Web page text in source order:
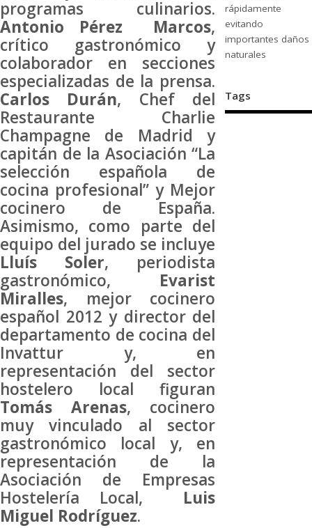
programas culinarios.
Antonio Pérez Marcos,
crítico gastronómico y
colaborador en secciones
especializadas de la prensa.
Carlos Durán, Chef del
Restaurante Charlie
Champagne de Madrid y
capitán de la Asociación “La
selección española de
cocina profesional” y Mejor
cocinero de España.
Asimismo, como parte del
equipo del jurado se incluye
Lluís Soler, periodista
gastronómico, Evarist
Miralles, mejor cocinero
español 2012 y director del
departamento de cocina del
Invattur y, en
representación del sector
hostelero local figuran
Tomás Arenas, cocinero
muy vinculado al sector
gastronómico local y, en
representación de la
Asociación de Empresas
Hostelería Local, Luis
Miguel Rodríguez.
rápidamente
evitando
importantes daños
naturales
Tags